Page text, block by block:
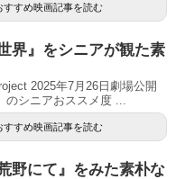
すすめ映画記事を読む
界』をシニアが観た素
2025年7月26日劇場公開
シニアおススメ度 ...
すすめ映画記事を読む
野にて』をみた素朴な